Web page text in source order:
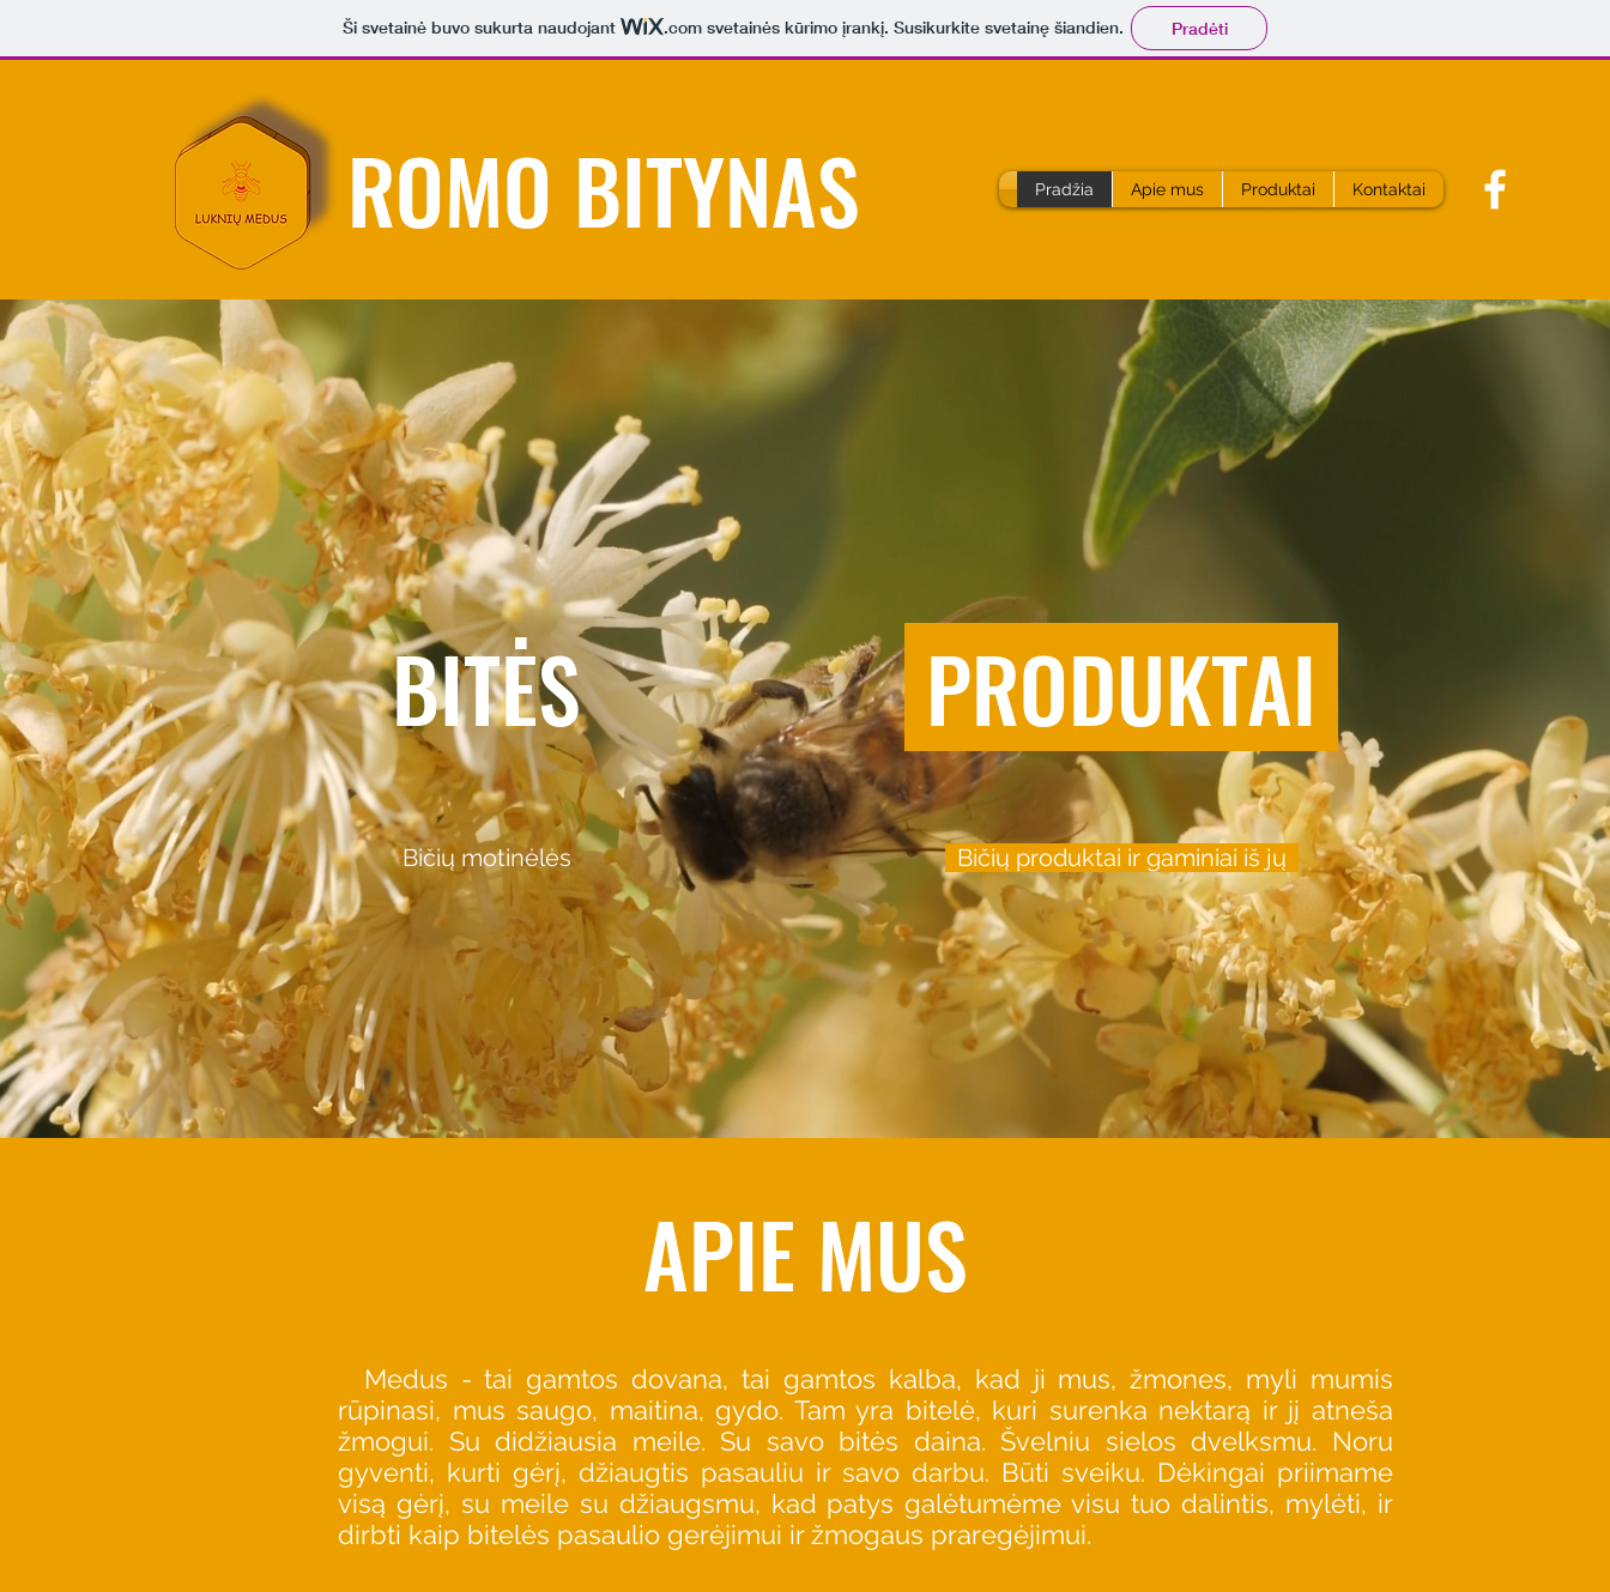
Ši svetainė buvo sukurta naudojant .com svetainės kūrimo įrankį. Susikurkite svetainę šiandien. Pradėti
ROMO BITYNAS Pradžia Apie mus Produktai Kontaktai
BITĖS
Bičių motinėlės
PRODUKTAI
Bičių produktai ir gaminiai iš jų
APIE MUS
Medus - tai gamtos dovana, tai gamtos kalba, kad ji mus, žmones, myli mumis
rūpinasi, mus saugo, maitina, gydo. Tam yra bitelė, kuri surenka nektarą ir jį atneša
žmogui. Su didžiausia meile. Su savo bitės daina. Švelniu sielos dvelksmu. Noru
gyventi, kurti gėrį, džiaugtis pasauliu ir savo darbu. Būti sveiku. Dėkingai priimame
visą gėrį, su meile su džiaugsmu, kad patys galėtumėme visu tuo dalintis, mylėti, ir
dirbti kaip bitelės pasaulio gerėjimui ir žmogaus praregėjimui.